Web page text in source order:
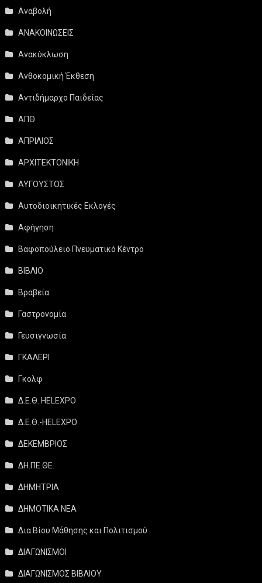
Αναβολή
ΑΝΑΚΟΙΝΩΣΕΙΣ
Ανακύκλωση
Ανθοκομική Έκθεση
Αντιδήμαρχο Παιδείας
ΑΠΘ
ΑΠΡΙΛΙΟΣ
ΑΡΧΙΤΕΚΤΟΝΙΚΗ
ΑΥΓΟΥΣΤΟΣ
Αυτοδιοικητικές Εκλογές
Αφήγηση
Βαφοπούλειο Πνευματικό Κέντρο
ΒΙΒΛΙΟ
Βραβεία
Γαστρονομία
Γευσιγνωσία
ΓΚΑΛΕΡΙ
Γκολφ
Δ.Ε.Θ. HELEXPO
Δ.Ε.Θ.-HELEXPO
ΔΕΚΕΜΒΡΙΟΣ
ΔΗ.ΠΕ.ΘΕ.
ΔΗΜΗΤΡΙΑ
ΔΗΜΟΤΙΚΑ ΝΕΑ
Δια Βίου Μάθησης και Πολιτισμού
ΔΙΑΓΩΝΙΣΜΟΙ
ΔΙΑΓΩΝΙΣΜΟΣ ΒΙΒΛΙΟΥ